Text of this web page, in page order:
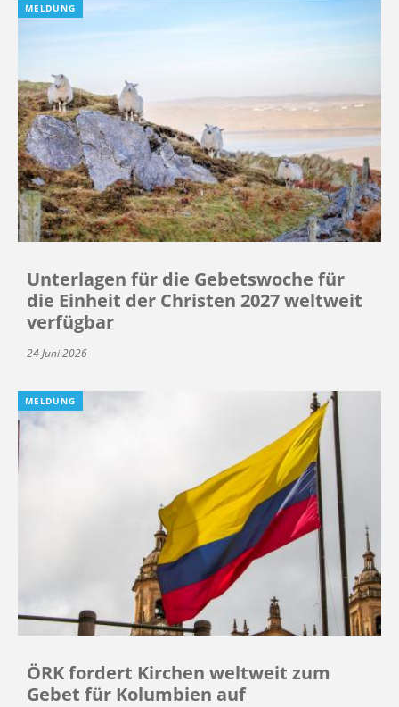
MELDUNG
Unterlagen für die Gebetswoche für
die Einheit der Christen 2027 weltweit
verfügbar
24 Juni 2026
MELDUNG
ÖRK fordert Kirchen weltweit zum
Gebet für Kolumbien auf